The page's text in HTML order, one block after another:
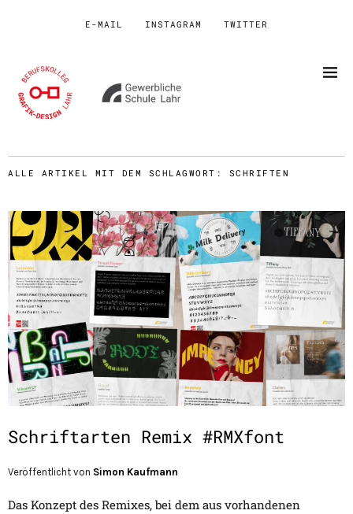
E-MAIL INSTAGRAM TWITTER
ALLE ARTIKEL MIT DEM SCHLAGWORT: SCHRIFTEN
Schriftarten Remix #RMXfont
Veröffentlicht von Simon Kaufmann
Das Konzept des Remixes, bei dem aus vorhandenen